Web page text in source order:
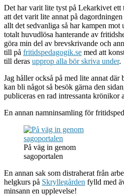
Det har varit lite tyst på Lekarkivet ett
att det varit lite annat på
allt det sedvanliga så har kampen mot
totalt huvudlösa hanterande av
göra min del av brevskrivande och
till på fritidspedagogik.se med att
till deras upprop alla bör skriva under.
Jag håller också på med lite annat där
kan bli något så besök gärna den
publiceras en rad intressanta krönikor
En annan namninsamling för
På väg in genom
sagoportalen
En annan sak som distraherat från
helgkurs på Skryllegården fylld med
minsann en upplevelse!